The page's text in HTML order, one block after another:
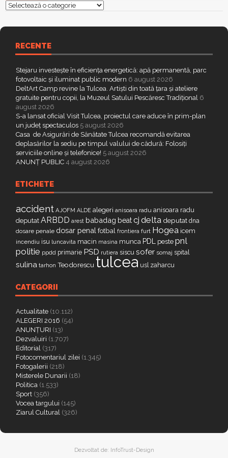
Categorii
RECENTE
Stejaru investește în eficiența energetică: apă permanentă, parc
fotovoltaic și iluminat public modern 6 august 2026
DeltArt Camp revine la Tulcea. Artiști din toată țara și ateliere
gratuite pentru copii, la Muzeul Satului Pescăresc Tradițional 6
august 2026
S-a lansat oficial Visit Tulcea, proiectul care aduce în prim-plan
un județ spectaculos 5 august 2026
Casa de Asigurări de Sănătate Tulcea recomandă evitarea
deplasărilor la sediu pe timpul valului de cădură: Folosiți
serviciile online și telefonice! 5 august 2026
ANUNȚ PUBLIC 4 august 2026
ETICHETE
accident AJOFM ALDE alegeri anisoara radu anisoara radu
deputat ARBDD arest babadag beatcj delta deputat dna
dosare penale dosar penal fotbal frontiera furt Hogea icem
incendiu isu luncavita macin masina munca PDL peste pnl
politie ppdd primarie PSD rutiera siscu sofer somaj spital
sulina tarhon Teodorescu tulcea usl zaharcu
CATEGORII
Actualitate (10.112)
ALEGERI 2016 (54)
ANUNȚURI (13)
Dezvaluiri (1.707)
Editorial (317)
Fotocomentariul zilei (1.345)
Fotogalerii (218)
Misterele Dunarii (18)
Politica (1.533)
Sport (356)
Vocea targului (145)
Ziarul Cultural (326)
Dezvoltat de: InfoTrust-Design